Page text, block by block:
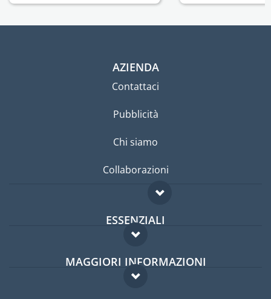
AZIENDA
Contattaci
Pubblicità
Chi siamo
Collaborazioni
ESSENZIALI
Forum per expat
Guida per expat
MAGGIORI INFORMAZIONI
Domande frequenti